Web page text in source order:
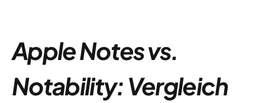
Apple Notes vs.
Notability: Vergleich